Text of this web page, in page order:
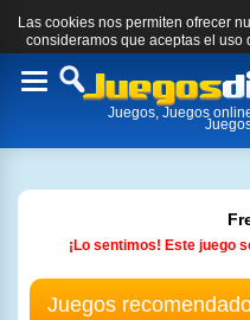
Las cookies nos permiten ofrecer
consideramos que aceptas el uso
Toggle
Juegos, Juegos
¡Lo sentimos! Este juego
Juegos